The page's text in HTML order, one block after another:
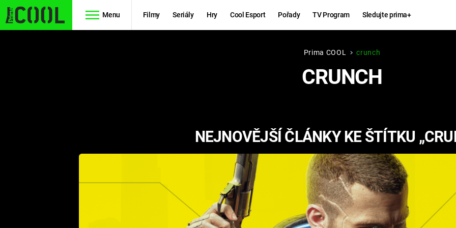
Menu Filmy Seriály Hry Cool Esport Pořady TV Program Sledujte prima+
RYCHLE A
ZBĚSILE 10
KINGDOM
COME:
DELIVERANCE
ESPORT
Prima COOL crunch
CRUNCH
NEJNOVĚJŠÍ ČLÁNKY KE ŠTÍTKU